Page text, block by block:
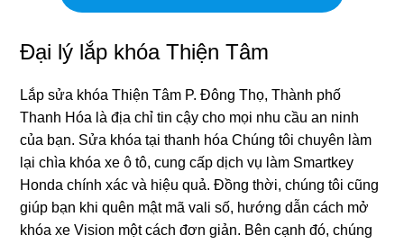
Đại lý lắp khóa Thiện Tâm
Lắp sửa khóa Thiện Tâm P. Đông Thọ, Thành phố
Thanh Hóa là địa chỉ tin cậy cho mọi nhu cầu an ninh
của bạn. Sửa khóa tại thanh hóa Chúng tôi chuyên làm
lại chìa khóa xe ô tô, cung cấp dịch vụ làm Smartkey
Honda chính xác và hiệu quả. Đồng thời, chúng tôi cũng
giúp bạn khi quên mật mã vali số, hướng dẫn cách mở
khóa xe Vision một cách đơn giản. Bên cạnh đó, chúng